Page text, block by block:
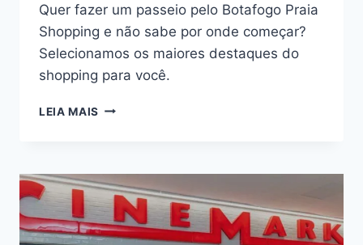
Quer fazer um passeio pelo Botafogo Praia
Shopping e não sabe por onde começar?
Selecionamos os maiores destaques do
shopping para você.
LEIA MAIS BOTAFOGO
140
LOJAS
PARA
VOCÊ